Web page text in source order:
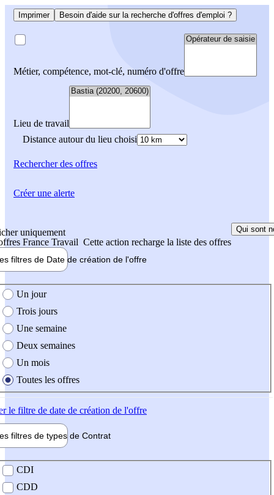
Imprimer Besoin d'aide sur la recherche d'offres d'emploi ?
Métier, compétence, mot-clé, numéro d'offre
Lieu de travail
Distance autour du lieu choisi
Rechercherdes offres
uniquement
France Travail Cette action recharge la liste des offres
Qui sont
filtres de Date de création de l'offre
création de l'offre
Un jour
Trois jours
Une semaine
Deux semaines
Un mois
Toutes les offres
le filtre de date de création de l'offre
filtres de types de Contrat
contrat
CDI
CDD
Créer une alerte